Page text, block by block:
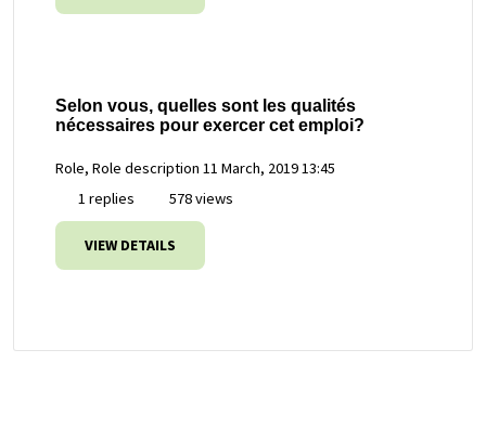
Selon vous, quelles sont les qualités
nécessaires pour exercer cet emploi?
Role, Role description 11 March, 2019 13:45
1 replies
578 views
VIEW DETAILS